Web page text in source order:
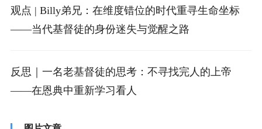
观点 | Billy弟兄：在维度错位的时代重寻生命坐标
——当代基督徒的身份迷失与觉醒之路
反思｜一名老基督徒的思考：不寻找完人的上帝
——在恩典中重新学习看人